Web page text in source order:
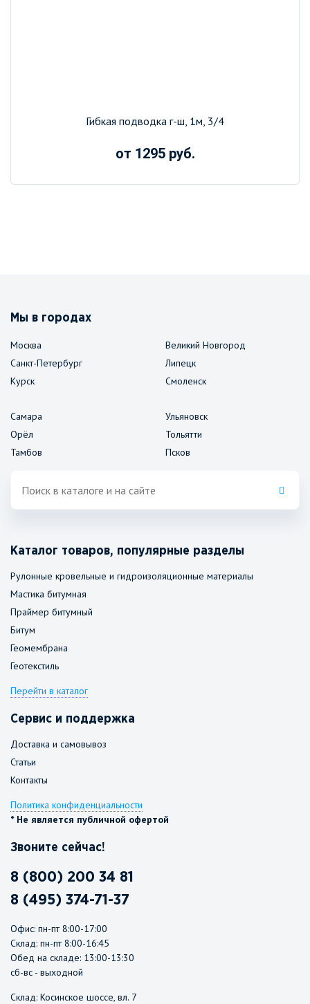
Гибкая подводка г-ш, 1м, 3/4
от 1295 руб.
Мы в городах
Москва
Санкт-Петербург
Курск
Великий Новгород
Липецк
Смоленск
Самара
Орёл
Тамбов
Ульяновск
Тольятти
Псков
Каталог товаров, популярные разделы
Рулонные кровельные и гидроизоляционные материалы
Мастика битумная
Праймер битумный
Битум
Геомембрана
Геотекстиль
Перейти в каталог
Сервис и поддержка
Доставка и самовывоз
Статьи
Контакты
Политика конфиденциальности
* Не является публичной офертой
Звоните сейчас!
8 (800) 200 34 81
8 (495) 374-71-37
Офис: пн-пт 8:00-17:00
Склад: пн-пт 8:00-16:45
Обед на складе: 13:00-13:30
сб-вс - выходной
Склад: Косинское шоссе, вл. 7